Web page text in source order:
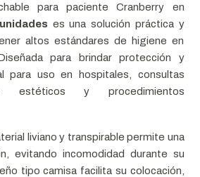
para paciente Cranberry en
es una solución práctica y
altos estándares de higiene en
para brindar protección y
para uso en hospitales, consultas
estéticos y procedimientos
liviano y transpirable permite una
evitando incomodidad durante su
tipo camisa facilita su colocación,